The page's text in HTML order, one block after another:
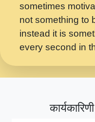
लडल ज बल ल
7.9.2021 जवल नगर
सख भ मझ पयर ह
सपरहट भजन
सपरहट शयम
sometimes
not something to
instead it is
every second in